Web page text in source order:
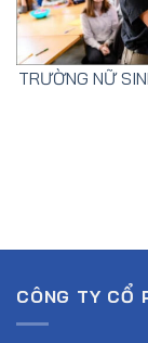
TRƯỜNG NỮ
CÔNG TY CỔ